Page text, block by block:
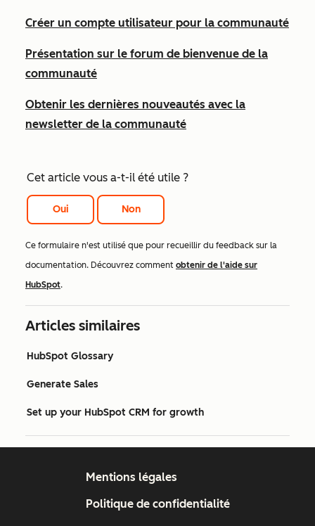
Créer un compte utilisateur pour la communauté
Présentation sur le forum de bienvenue de la
communauté
Obtenir les dernières nouveautés avec la
newsletter de la communauté
Cet article vous a-t-il été utile ?
Oui Non
Ce formulaire n'est utilisé que pour recueillir du feedback sur la
documentation. Découvrez comment obtenir de l'aide sur
HubSpot.
Articles similaires
HubSpot Glossary
Generate Sales
Set up your HubSpot CRM for growth
Mentions légales
Politique de confidentialité